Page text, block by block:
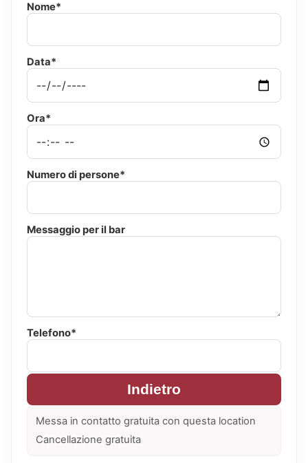
Nome*
Data*
Ora*
Numero di persone*
Messaggio per il bar
Telefono*
Indietro
Messa in contatto gratuita con questa location
Cancellazione gratuita